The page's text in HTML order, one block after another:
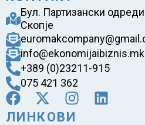
Бул. Партизански
Скопје
info@ekonomijaibiznis.mk
+389 (0)23211-915
075 421 362
ЛИНКОВИ